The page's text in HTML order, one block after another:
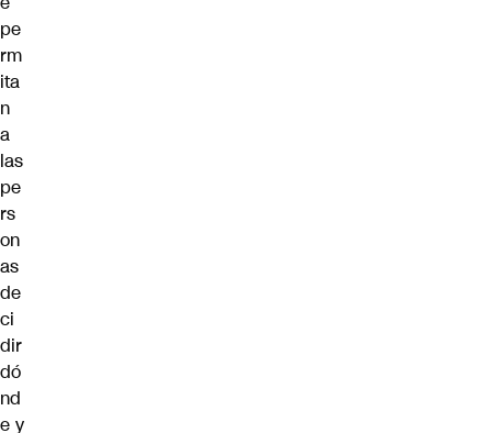
pe
rm
ita
n
a
las
pe
rs
on
as
de
ci
dir
dó
nd
e y